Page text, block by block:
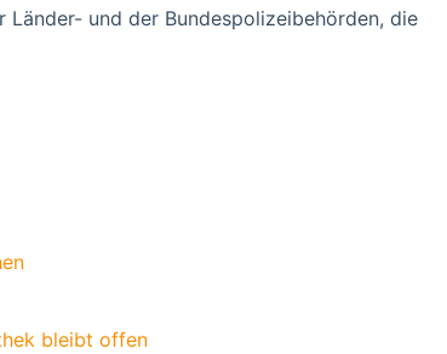
Länder- und der Bundespolizeibehörden, die
bleibt offen